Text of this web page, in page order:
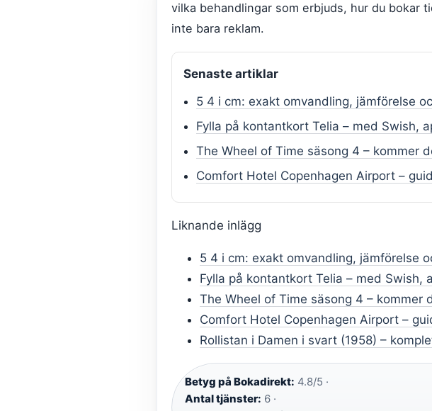
vilka behandlingar som erbjuds, hur du bokar
inte bara reklam.
Senaste artiklar
5 4 i cm: exakt omvandling, jämförelse
Fylla på kontantkort Telia – med Swish,
The Wheel of Time säsong 4 – kommer
Comfort Hotel Copenhagen Airport –
Liknande inlägg
5 4 i cm: exakt omvandling, jämförelse
Fylla på kontantkort Telia – med Swish,
The Wheel of Time säsong 4 – kommer
Comfort Hotel Copenhagen Airport –
Rollistan i Damen i svart (1958) –
Betyg på Bokadirekt: 4.8/5 ·
Antal tjänster: 6 ·